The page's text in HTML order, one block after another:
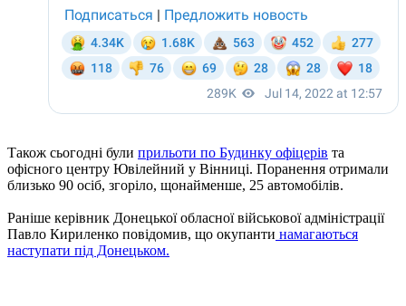
Також сьогодні були прильоти по Будинку офіцерів та
офісного центру Ювілейний у Вінниці. Поранення отримали
близько 90 осіб, згоріло, щонайменше, 25 автомобілів.
Раніше керівник Донецької обласної військової адміністрації
Павло Кириленко повідомив, що окупанти намагаються
наступати під Донецьком.